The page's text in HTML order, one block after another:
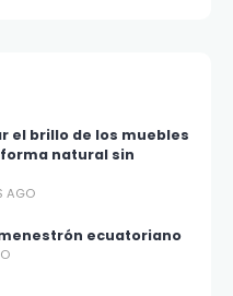
el brillo de los muebles
natural sin
AGO
ecuatoriano